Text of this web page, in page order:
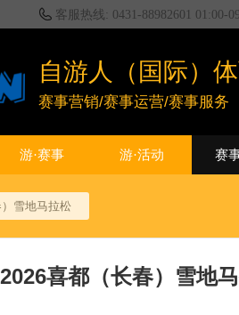
客服热线: 0431-88982601 01:00-
自游人（国际）
赛事营销/赛事运营/赛事服务
游·赛事 游·活动 赛
雪地马拉松
2026喜都（长春）雪地